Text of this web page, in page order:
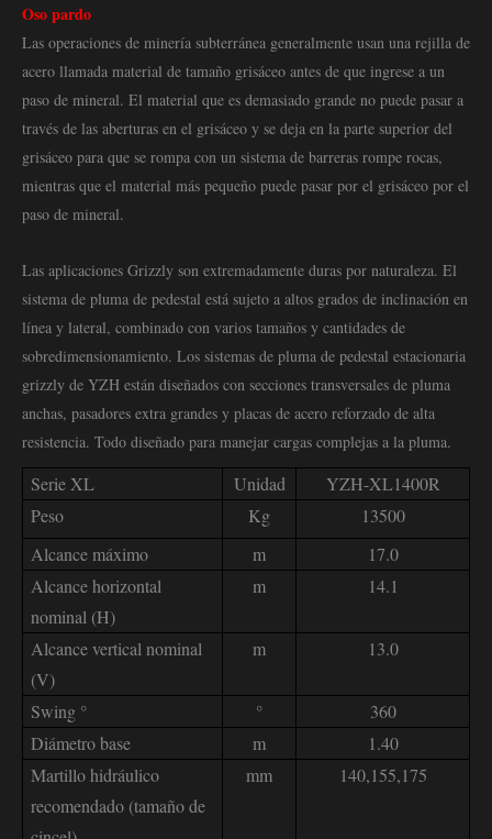
Oso pardo
Las operaciones de minería subterránea generalmente usan una rejilla de
acero llamada material de tamaño grisáceo antes de que ingrese a un
paso de mineral. El material que es demasiado grande no puede pasar a
través de las aberturas en el grisáceo y se deja en la parte superior del
grisáceo para que se rompa con un sistema de barreras rompe rocas,
mientras que el material más pequeño puede pasar por el grisáceo por el
paso de mineral.
Las aplicaciones Grizzly son extremadamente duras por naturaleza. El
sistema de pluma de pedestal está sujeto a altos grados de inclinación en
línea y lateral, combinado con varios tamaños y cantidades de
sobredimensionamiento. Los sistemas de pluma de pedestal estacionaria
grizzly de YZH están diseñados con secciones transversales de pluma
anchas, pasadores extra grandes y placas de acero reforzado de alta
resistencia. Todo diseñado para manejar cargas complejas a la pluma.
Serie XL Unidad
YZH-XL1400R
Peso
Kg
13500
Alcance máximo
m
17.0
Alcance horizontal
nominal (H)
m 14.1
Alcance vertical nominal
(V)
m 13.0
Swing ° °
360
Diámetro base
m
1.40
Martillo hidráulico
recomendado (tamaño de
mm 140,155,175